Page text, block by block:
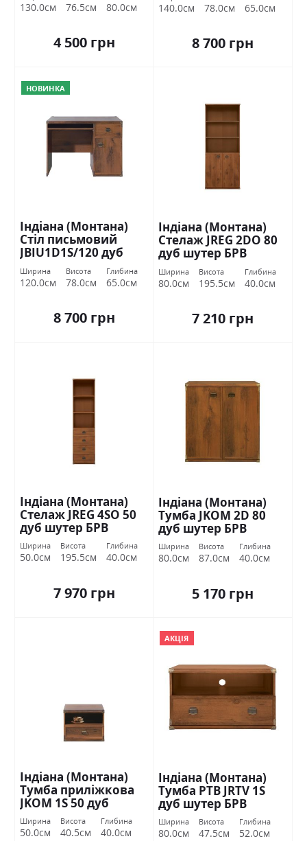
130.0см 76.5см 80.0см
4 500 грн
140.0см 78.0см 65.0см
8 700 грн
НОВИНКА
Індіана (Монтана)
Стіл письмовий
JBIU1D1S/120 дуб
шутер БРВ Україна
Ширина
120.0см
Висота
78.0см
Глибина
65.0см
8 700 грн
Індіана (Монтана)
Стелаж JREG 2DO 80
дуб шутер БРВ
Україна
Ширина
80.0см
Висота
195.5см
Глибина
40.0см
7 210 грн
Індіана (Монтана)
Стелаж JREG 4SO 50
дуб шутер БРВ
Україна
Ширина
50.0см
Висота
195.5см
Глибина
40.0см
7 970 грн
Індіана (Монтана)
Тумба JKOM 2D 80
дуб шутер БРВ
Україна
Ширина
80.0см
Висота
87.0см
Глибина
40.0см
5 170 грн
Індіана (Монтана)
Тумба приліжкова
JKOM 1S 50 дуб
шутер БРВ Україна
Ширина
50.0см
Висота
40.5см
Глибина
40.0см
АКЦІЯ
Індіана (Монтана)
Тумба РТВ JRTV 1S
дуб шутер БРВ
Україна
Ширина
80.0см
Висота
47.5см
Глибина
52.0см